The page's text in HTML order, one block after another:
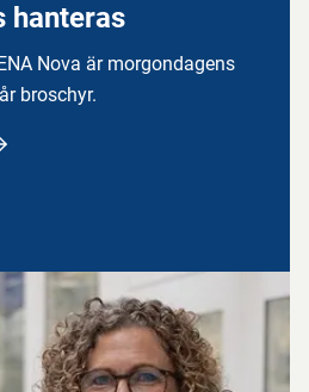
hanteras
Nova är morgondagens
broschyr.